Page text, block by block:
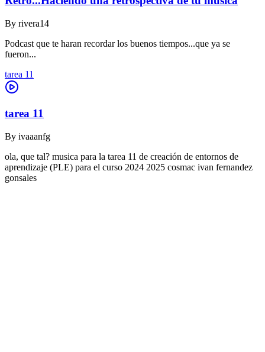
By rivera14
Podcast que te haran recordar los buenos tiempos...que ya se
fueron...
tarea 11
tarea 11
By ivaaanfg
ola, que tal? musica para la tarea 11 de creación de entornos de
aprendizaje (PLE) para el curso 2024 2025 cosmac ivan fernandez
gonsales